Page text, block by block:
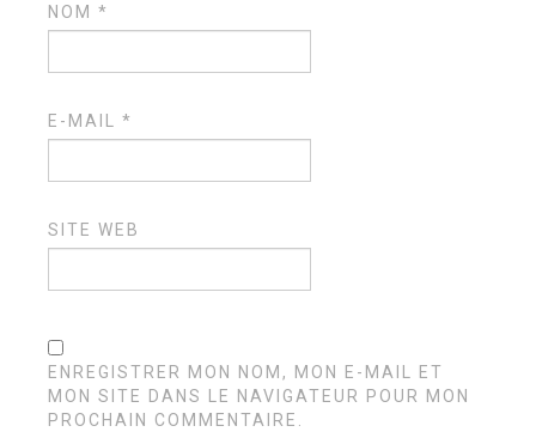
NOM*
E-MAIL*
SITE WEB
ENREGISTRER MON NOM, MON E-MAIL ET
MON SITE DANS LE NAVIGATEUR POUR MON
PROCHAIN COMMENTAIRE.